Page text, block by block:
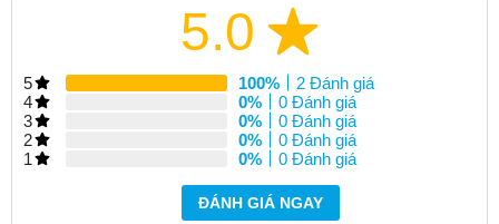
5.0
5 100%
2 Đánh giá
4
0%
0 Đánh giá
3
0%
0 Đánh giá
2
0%
0 Đánh giá
1
0% 0 Đánh giá
ĐÁNH GIÁ NGAY